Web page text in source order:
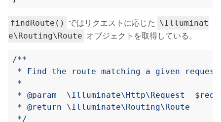
findRoute() ではリクエストに応じた \Illuminat
e\Routing\Route オブジェクトを取得している。
*/